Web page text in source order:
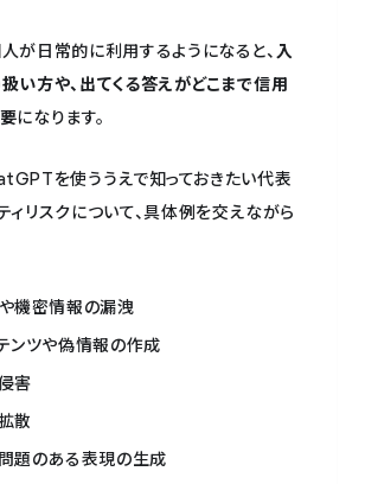
が日常的に利用するようになると、 入
い方や、出てくる答えがどこまで信用
になります。
を使ううえで知っておきたい代表
ィリスクについて、具体例を交えながら
機密情報の漏洩
ンツや偽情報の作成
害
散
題のある表現の生成